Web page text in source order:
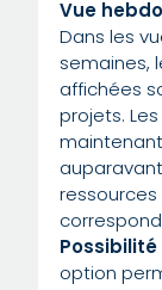
Vue
Dans les
semaines,
affichées
projets.
option